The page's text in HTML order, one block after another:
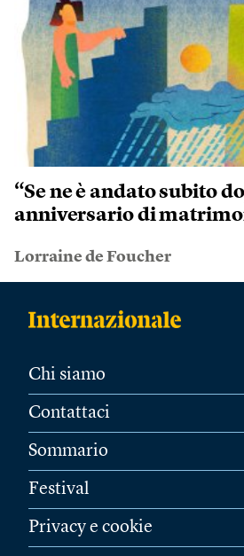
“Se ne è andato subito
anniversario di
Lorraine de Foucher
Chi siamo
Contattaci
Sommario
Festival
Privacy e cookie